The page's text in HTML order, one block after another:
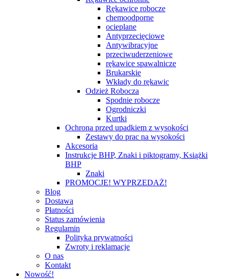
Rękawice robocze
chemoodporne
ocieplane
Antyprzecięciowe
Antywibracyjne
przeciwuderzeniowe
rękawice spawalnicze
Brukarskie
Wkłady do rękawic
Odzież Robocza
Spodnie robocze
Ogrodniczki
Kurtki
Ochrona przed upadkiem z wysokości
Zestawy do prac na wysokości
Akcesoria
Instrukcje BHP, Znaki i piktogramy, Książki
BHP
Znaki
PROMOCJE! WYPRZEDAŻ!
Blog
Dostawa
Płatności
Status zamówienia
Regulamin
Polityka prywatności
Zwroty i reklamacje
O nas
Kontakt
Nowość!